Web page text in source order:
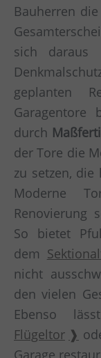
Bauherren
sich daraus
geplanten
Garagentore
durch
der Tore die
zu setzen, die
Moderne
Renovierung
So bietet
dem
nicht
den vielen
Ebenso
Flügeltor
Garage